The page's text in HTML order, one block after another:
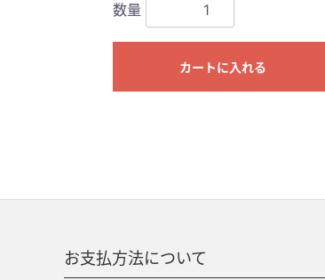
数量
カートに入れる
お支払方法について